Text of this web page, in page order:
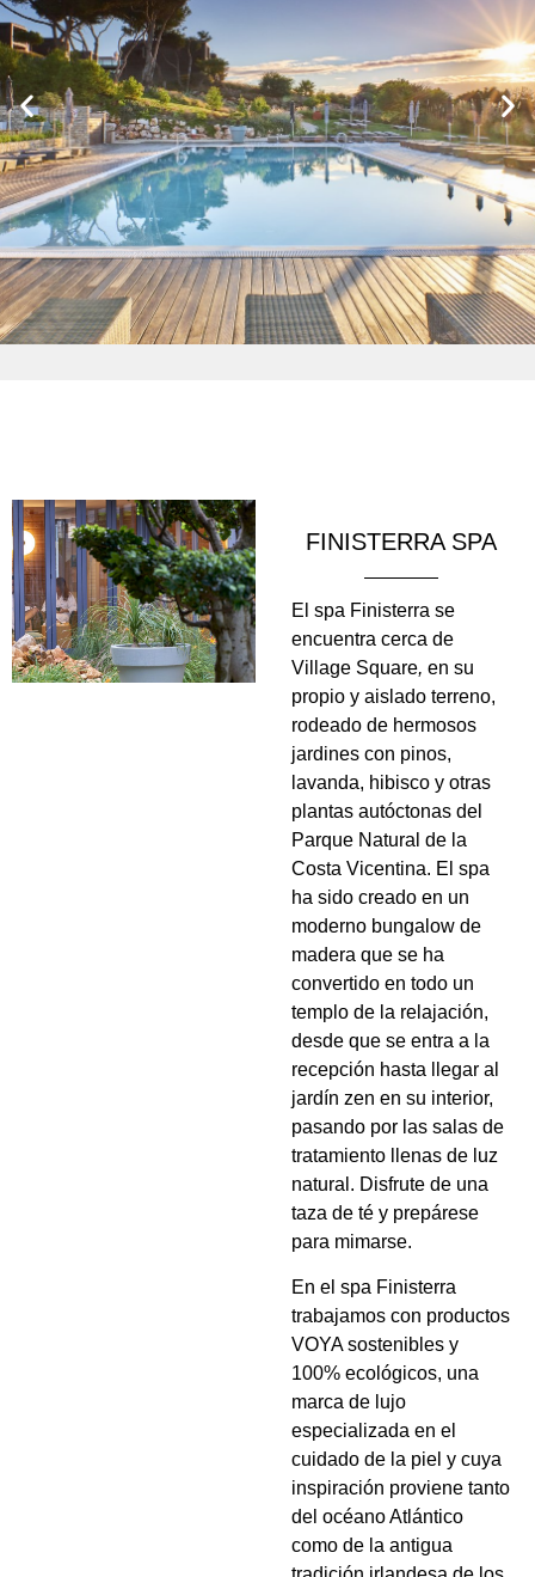
la playa, y ofrece unas vistas impresionantes
del Beach Club Garden. Cuenta con su
propio bar para mayor comodidad de
nuestros huéspedes.
FINISTERRA SPA
El spa Finisterra se
encuentra cerca de
Village Square, en su
propio y aislado terreno,
rodeado de hermosos
jardines con pinos,
lavanda, hibisco y otras
plantas autóctonas del
Parque Natural de la
Costa Vicentina. El spa
ha sido creado en un
moderno bungalow de
madera que se ha
convertido en todo un
templo de la relajación,
desde que se entra a la
recepción hasta llegar al
jardín zen en su interior,
pasando por las salas de
tratamiento llenas de luz
natural. Disfrute de una
taza de té y prepárese
para mimarse.
En el spa Finisterra
trabajamos con productos
VOYA sostenibles y
100% ecológicos, una
marca de lujo
especializada en el
cuidado de la piel y cuya
inspiración proviene tanto
del océano Atlántico
como de la antigua